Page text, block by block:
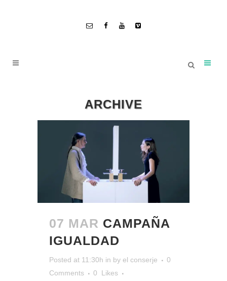
ARCHIVE
07 MAR CAMPAÑA
IGUALDAD
Posted at 11:30h in by el conserje
0
Comments
0
Likes